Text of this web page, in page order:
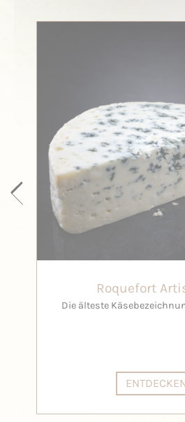
Roquefort
Die älteste